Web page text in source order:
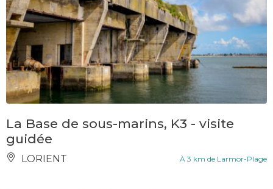
La Base de sous-marins, K3 - visite
guidée
LORIENT À 3 km de Larmor-Plage